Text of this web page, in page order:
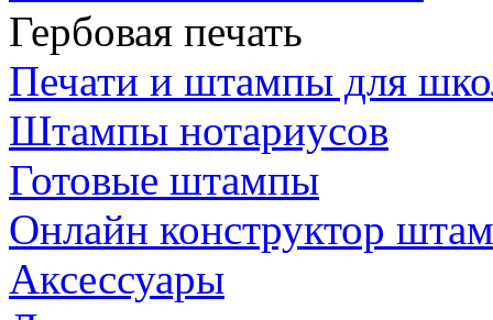
Гербовая печать
Печати и штампы для
Штампы нотариусов
Готовые штампы
Онлайн конструктор
Аксессуары